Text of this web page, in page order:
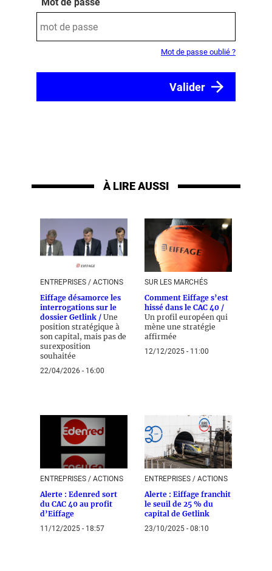
Mot de passe oublié ?
À LIRE AUSSI
ENTREPRISES / ACTIONS
Eiffage désamorce les
interrogations sur le
dossier Getlink / Une
position stratégique à
son capital, mais pas de
surexposition
souhaitée
22/04/2026 - 16:00
SUR LES MARCHÉS
Comment Eiffage s’est
hissé dans le CAC 40 /
Un profil européen qui
mène une stratégie
affirmée
12/12/2025 - 11:00
ENTREPRISES / ACTIONS
Alerte : Edenred sort
du CAC 40 au profit
d’Eiffage
11/12/2025 - 18:57
ENTREPRISES / ACTIONS
Alerte : Eiffage franchit
le seuil de 25 % du
capital de Getlink
23/10/2025 - 08:10